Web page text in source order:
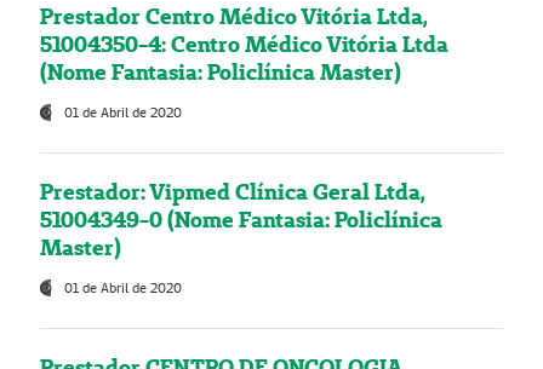
Prestador Centro Médico Vitória Ltda,
51004350-4: Centro Médico Vitória Ltda
(Nome Fantasia: Policlínica Master)
01 de Abril de 2020
Prestador: Vipmed Clínica Geral Ltda,
51004349-0 (Nome Fantasia: Policlínica
Master)
01 de Abril de 2020